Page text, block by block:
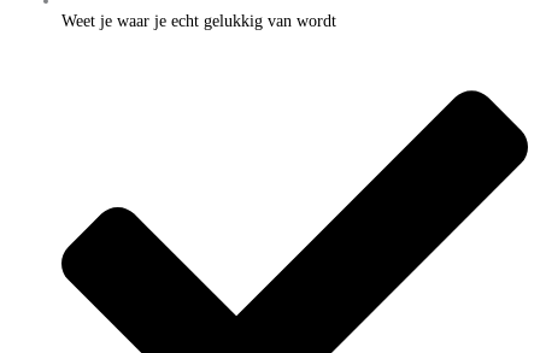
Weet je waar je echt gelukkig van wordt